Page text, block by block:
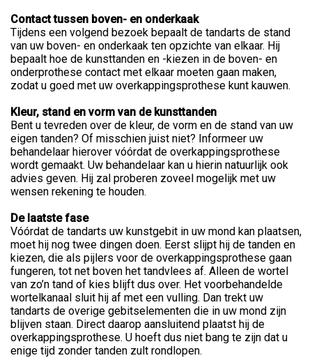
Contact tussen boven- en onderkaak
Tijdens een volgend bezoek bepaalt de tandarts de stand
van uw boven- en onderkaak ten opzichte van elkaar. Hij
bepaalt hoe de kunsttanden en -kiezen in de boven- en
onderprothese contact met elkaar moeten gaan maken,
zodat u goed met uw overkappingsprothese kunt kauwen.
Kleur, stand en vorm van de kunsttanden
Bent u tevreden over de kleur, de vorm en de stand van uw
eigen tanden? Of misschien juist niet? Informeer uw
behandelaar hierover vóórdat de overkappingsprothese
wordt gemaakt. Uw behandelaar kan u hierin natuurlijk ook
advies geven. Hij zal proberen zoveel mogelijk met uw
wensen rekening te houden.
De laatste fase
Vóórdat de tandarts uw kunstgebit in uw mond kan plaatsen,
moet hij nog twee dingen doen. Eerst slijpt hij de tanden en
kiezen, die als pijlers voor de overkappingsprothese gaan
fungeren, tot net boven het tandvlees af. Alleen de wortel
van zo’n tand of kies blijft dus over. Het voorbehandelde
wortelkanaal sluit hij af met een vulling. Dan trekt uw
tandarts de overige gebitselementen die in uw mond zijn
blijven staan. Direct daarop aansluitend plaatst hij de
overkappingsprothese. U hoeft dus niet bang te zijn dat u
enige tijd zonder tanden zult rondlopen.